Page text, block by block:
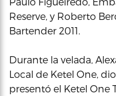
Reserve, y Roberto
Bartender 2011.
Durante la velada,
Local de Ketel One,
presentó el Ketel One